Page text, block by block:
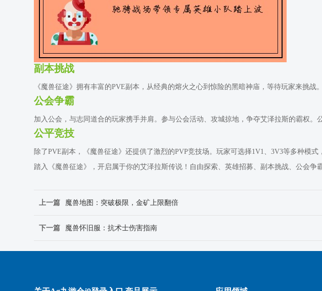
副本挑战
《魔兽征途》拥有丰富的PVE副本，从经典的熔火之心到惊险的黑暗神庙，等待玩家来挑
公会争霸
加入公会，与志同道合的玩家携手并肩。参与公会活动、攻城掠地，争夺艾泽拉斯的霸权。
公平竞技
除了PVE副本，《魔兽征途》还提供了激烈的PVP竞技场。玩家可选择1V1、3V3等多种模
踏入《魔兽征途》，开启属于你的艾泽拉斯传说！自由探索、英雄招募、副本挑战、公会
上一篇 魔兽地图：突破极限，金矿上限翻倍
下一篇 魔兽怀旧服：抗术士伤害指南